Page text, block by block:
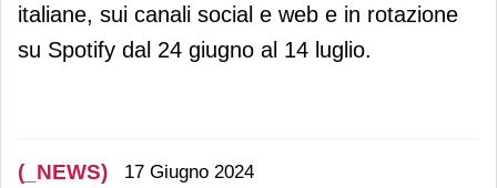
italiane, sui canali social e web e in rotazione
su Spotify dal 24 giugno al 14 luglio.
(_NEWS) 17 Giugno 2024